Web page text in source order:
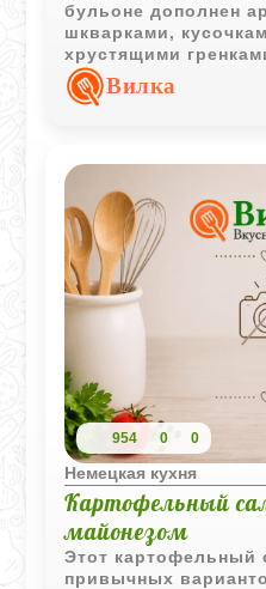
бульоне дополнен
шкварками,
хрустящими
делает блюдо
подходящим для
Вилка
954 0 0
Немецкая кухня
Картофельный
майонезом
Этот картофельный
привычных